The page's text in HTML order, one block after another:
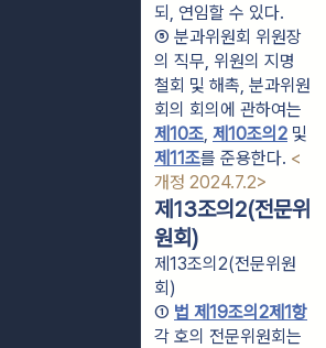
되, 연임할 수 있다.
⑤ 분과위원회 위원장
의 직무, 위원의 지명
철회 및 해촉, 분과위원
제10조, 제10조의2
제11조를 준용한다. <
개정 2024.7.2>
제13조의2(전문위
원회)
제13조의2(전문위원
회)
① 법 제19조의2제1항
각 호의 전문위원회는